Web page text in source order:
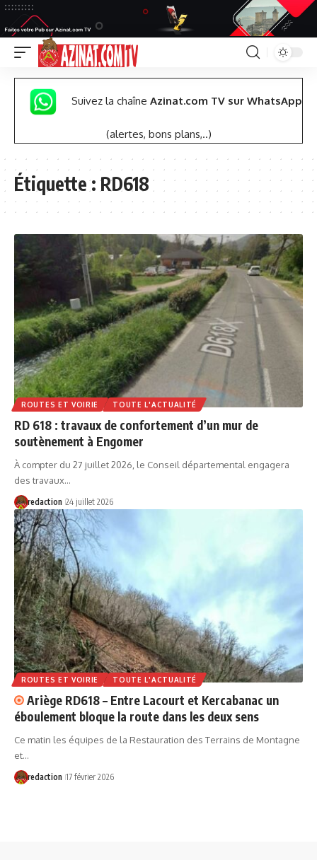
Suivez la chaîne Azinat.com TV sur WhatsApp
(alertes, bons plans,..)
Étiquette :RD618
ROUTES ET VOIRIE TOUTE L'ACTUALITÉ
RD 618 : travaux de confortement d’un mur de
soutènement à Engomer
À compter du 27 juillet 2026, le Conseil départemental engagera
des travaux…
redaction 24 juillet 2026
ROUTES ET VOIRIE TOUTE L'ACTUALITÉ
Ariège RD618 – Entre Lacourt et Kercabanac un
éboulement bloque la route dans les deux sens
Ce matin les équipes de la Restauration des Terrains de Montagne
et…
redaction 17 février 2026